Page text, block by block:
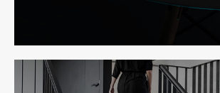
宁波网站建设报价怎么看？合同、源码和后